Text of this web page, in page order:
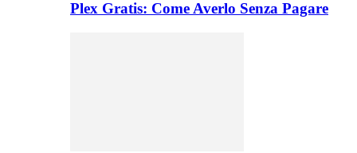
Plex Gratis: Come Averlo Senza Pagare